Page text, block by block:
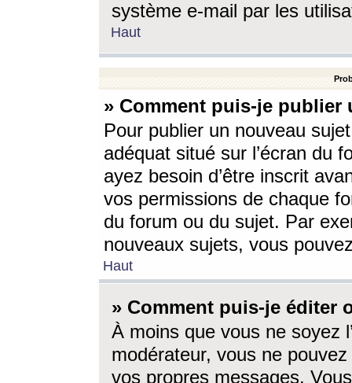
système e-mail par les
Haut
» Comment puis-je
Pour publier un nouveau
adéquat situé sur l’écran du
ayez besoin d’être inscrit
vos permissions de chaque
du forum ou du sujet. Par
nouveaux sujets, vous
Haut
» Comment puis-je éditer
À moins que vous ne soyez
modérateur, vous ne
vos propres messages.